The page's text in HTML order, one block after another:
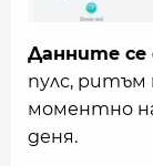
Данните
пулс, ритъм
моментно
деня.